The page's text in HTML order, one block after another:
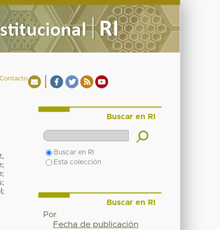
;
;
;
;
Buscar en RI
Buscar en RI
Esta colección
Buscar en RI
Por
Fecha de publicación